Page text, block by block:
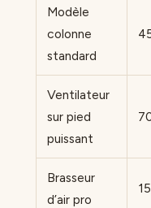
Modèle
colonne
standard
Ventilateur
sur pied
puissant
Brasseur
d’air pro